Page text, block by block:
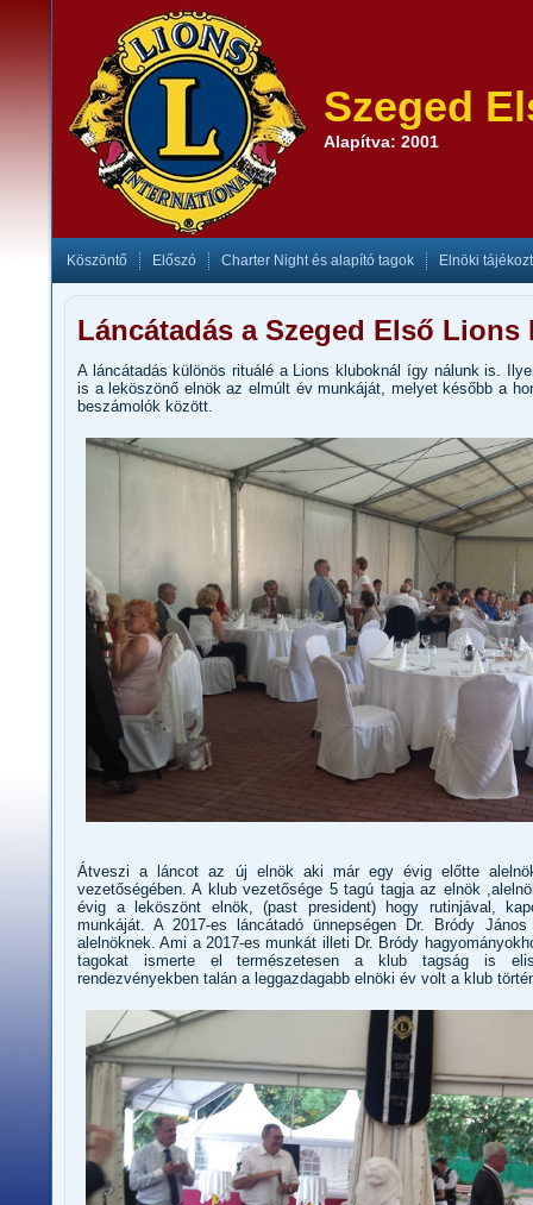
Szeged
Alapítva: 2001
Köszöntő Előszó Charter Night és alapító tagok Elnöki
Láncátadás a Szeged Első Lions
A láncátadás különös rituálé a Lions kluboknál így nálunk is.
is a leköszönő elnök az elmúlt év munkáját, melyet később a
beszámolók között.
Átveszi a láncot az új elnök aki már egy évig előtte
vezetőségében. A klub vezetősége 5 tagú tagja az elnök
évig a leköszönt elnök, (past president) hogy rutinjával,
munkáját. A 2017-es láncátadó ünnepségen Dr. Bródy
alelnöknek. Ami a 2017-es munkát illeti Dr. Bródy
tagokat ismerte el természetesen a klub tagság is
rendezvényekben talán a leggazdagabb elnöki év volt a klub